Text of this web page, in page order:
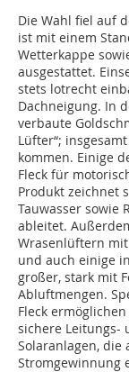
Die Wahl fiel auf
ist mit einem
Wetterkappe
ausgestattet.
stets lotrecht
Dachneigung. In
verbaute
Lüfter“;
kommen. Einige
Fleck für
Produkt zeichnet
Tauwasser sowie
ableitet.
Wrasenlüftern mit
und auch einige
großer, stark mit
Abluftmengen.
Fleck
sichere Leitungs-
Solaranlagen, die
Stromgewinnung